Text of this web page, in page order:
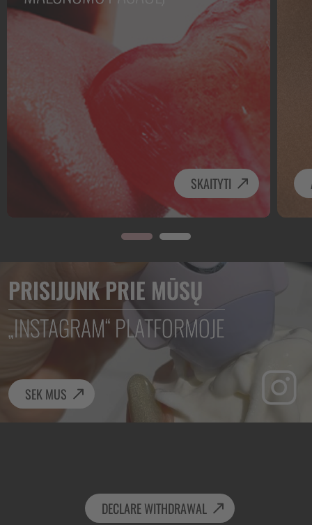
SKAITYTI
SEK MUS
PRISIJUNK PRIE MŪSŲ
„INSTAGRAM“ PLATFORMOJE
DECLARE WITHDRAWAL